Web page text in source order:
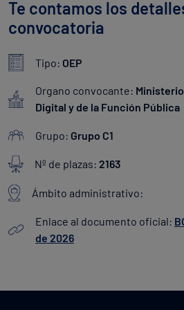
Te contamos los
convocatoria
Tipo: OEP
Organo convocante:
Digital y de la Función Pública
Grupo: Grupo C1
Nº de plazas: 2163
Ámbito administrativo:
Enlace al documento oficial:
de 2026